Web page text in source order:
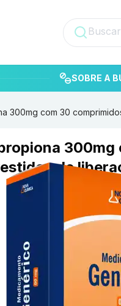
SOBRE A
300mg com 30
300mg
de